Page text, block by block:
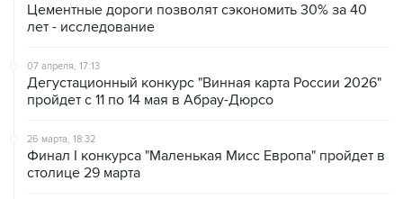
Цементные дороги позволят сэкономить 30% за 40
лет - исследование
07 апреля, 17:13
Дегустационный конкурс "Винная карта России 2026"
пройдет с 11 по 14 мая в Абрау-Дюрсо
26 марта, 18:32
Финал I конкурса "Маленькая Мисс Европа" пройдет в
столице 29 марта